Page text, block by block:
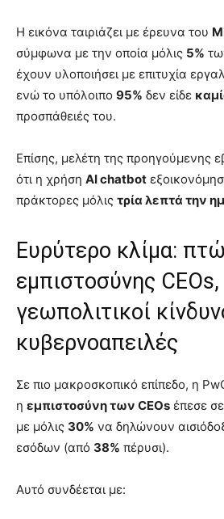
Η εικόνα ταιριάζει με έρευνα του
σύμφωνα με την οποία μόλις 5%
έχουν υλοποιήσει με επιτυχία
ενώ το υπόλοιπο 95% δεν είδε
προσπάθειές του.
Επίσης, μελέτη της προηγούμενης
ότι η χρήση AI chatbot
πράκτορες μόλις τρία λεπτά την
Ευρύτερο κλίμα:
εμπιστοσύνης CEOs,
γεωπολιτικοί
κυβερνοαπειλές
Σε πιο μακροσκοπικό επίπεδο, η
η εμπιστοσύνη των CEOs έπεσε
με μόλις 30% να δηλώνουν
εσόδων (από 38% πέρυσι).
Αυτό συνδέεται με: